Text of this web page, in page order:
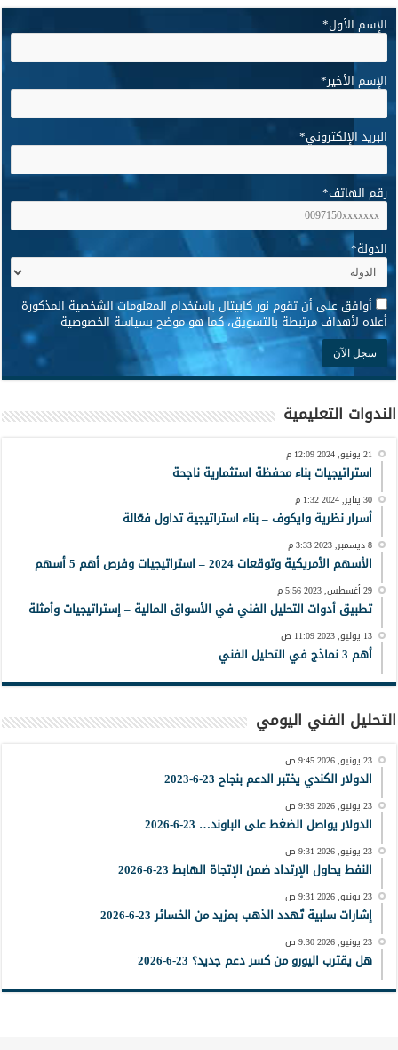
الإسم الأول*
الإسم الأخير*
البريد الإلكتروني*
رقم الهاتف*
الدولة*
* أوافق على أن تقوم نور كابيتال باستخدام المعلومات الشخصية المذكورة
أعلاه لأهداف مرتبطة بالتسويق، كما هو موضح بسياسة الخصوصية
الندوات التعليمية
21 يونيو, 2024 12:09 م
استراتيجيات بناء محفظة استثمارية ناجحة
30 يناير, 2024 1:32 م
أسرار نظرية وايكوف – بناء استراتيجية تداول فعّالة
8 ديسمبر, 2023 3:33 م
الأسهم الأمريكية وتوقعات 2024 – استراتيجيات وفرص أهم 5 أسهم
29 أغسطس, 2023 5:56 م
تطبيق أدوات التحليل الفني في الأسواق المالية – إستراتيجيات وأمثلة
13 يوليو, 2023 11:09 ص
أهم 3 نماذج في التحليل الفني
التحليل الفني اليومي
23 يونيو, 2026 9:45 ص
الدولار الكندي يختبر الدعم بنجاح 23-6-2023
23 يونيو, 2026 9:39 ص
الدولار يواصل الضغط على الباوند… 23-6-2026
23 يونيو, 2026 9:31 ص
النفط يحاول الإرتداد ضمن الإتجاة الهابط 23-6-2026
23 يونيو, 2026 9:31 ص
إشارات سلبية تُهدد الذهب بمزيد من الخسائر 23-6-2026
23 يونيو, 2026 9:30 ص
هل يقترب اليورو من كسر دعم جديد؟ 23-6-2026